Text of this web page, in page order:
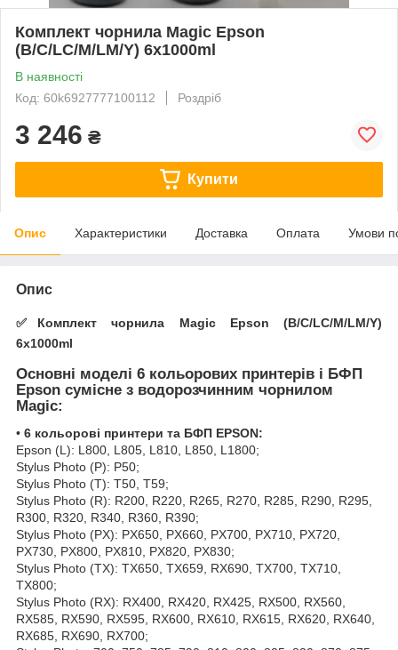
Комплект чорнила Magic Epson
(B/C/LC/M/LM/Y) 6x1000ml
В наявності
Код: 60k6927777100112
Роздріб
3 246 ₴
Купити
Опис Характеристики Доставка Оплата Умови
Опис
✅️Комплект чорнила Magic Epson (B/C/LC/M/LM/Y)
6x1000ml
Основні моделі 6 кольорових принтерів і БФП
Epson сумісне з водорозчинним чорнилом
Magic:
• 6 кольорові принтери та БФП EPSON:
Epson (L): L800, L805, L810, L850, L1800;
Stylus Photo (P): P50;
Stylus Photo (T): T50, T59;
Stylus Photo (R): R200, R220, R265, R270, R285, R290, R295,
R300, R320, R340, R360, R390;
Stylus Photo (PX): PX650, PX660, PX700, PX710, PX720,
PX730, PX800, PX810, PX820, PX830;
Stylus Photo (TX): TX650, TX659, RX690, TX700, TX710,
TX800;
Stylus Photo (RX): RX400, RX420, RX425, RX500, RX560,
RX585, RX590, RX595, RX600, RX610, RX615, RX620, RX640,
RX685, RX690, RX700;